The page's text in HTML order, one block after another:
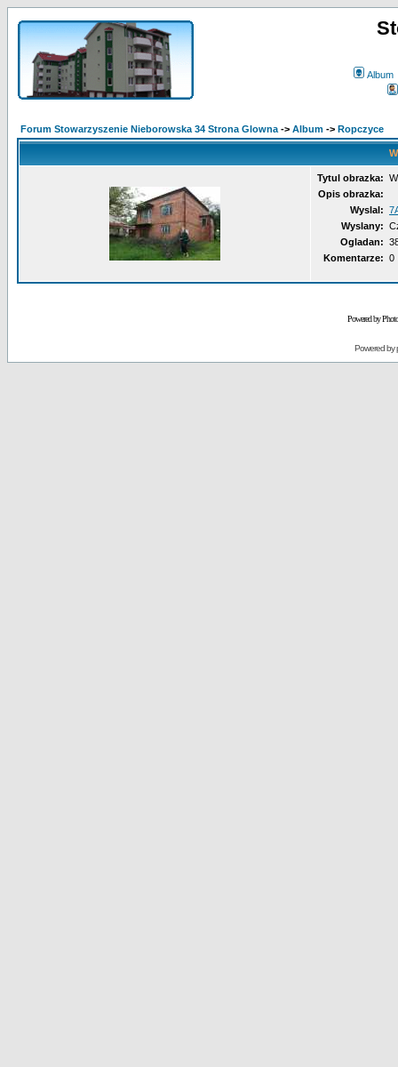
Album
Forum Stowarzyszenie Nieborowska 34 Strona Glowna -> Album -> Ropczyce
Tytul obrazka:
Opis obrazka:
Wyslal:
Wyslany:
Ogladan:
Komentarze: 0
Powered by
Powered by